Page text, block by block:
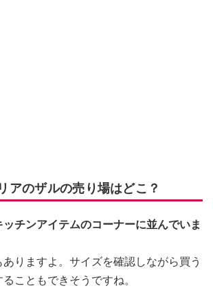
アのザルの売り場はどこ？
チンアイテムのコーナーに並んでいま
りますよ。サイズを確認しながら買う
こともできそうですね。